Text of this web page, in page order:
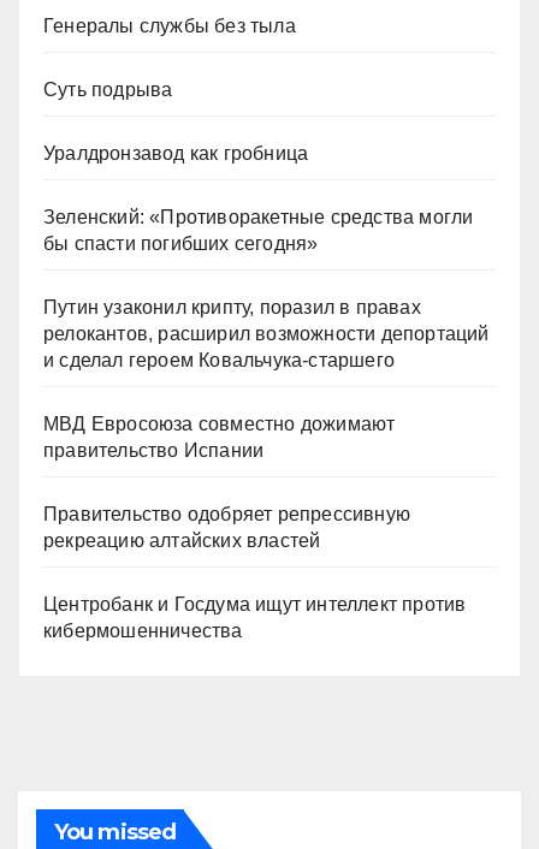
Генералы службы без тыла
Суть подрыва
Уралдронзавод как гробница
Зеленский: «Противоракетные средства могли
бы спасти погибших сегодня»
Путин узаконил крипту, поразил в правах
релокантов, расширил возможности депортаций
и сделал героем Ковальчука-старшего
МВД Евросоюза совместно дожимают
правительство Испании
Правительство одобряет репрессивную
рекреацию алтайских властей
Центробанк и Госдума ищут интеллект против
кибермошенничества
You missed